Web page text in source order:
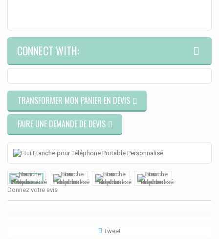
CONNECT WITH:
TRANSFORMER MON PANIER EN DEVIS
FAIRE UNE DEMANDE DE DEVIS
Donnez votre avis
Tweet